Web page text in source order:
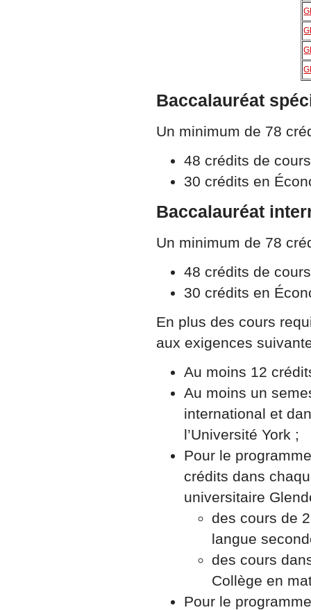
Baccalauréat
Un minimum de 78
48 crédits de
30 crédits en
Baccalauréat
Un minimum de 78
48 crédits de
30 crédits en
En plus des cours
aux exigences
Au moins 12
Au moins un
international et
l’Université York ;
Pour le
crédits dans
universitaire
des cours de
langue
des cours
Collège en
Pour le